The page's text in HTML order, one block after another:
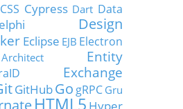
CSS Cypress Dart Data
Design
Eclipse EJB Electron
Entity
Exchange
GitHubGo gRPC Gru
HTML5 Hyper